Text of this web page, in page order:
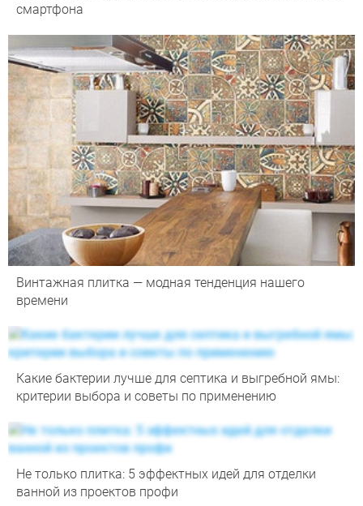
смартфона
Винтажная плитка — модная тенденция нашего
времени
Какие бактерии лучше для септика и выгребной ямы:
критерии выбора и советы по применению
Не только плитка: 5 эффектных идей для отделки
ванной из проектов профи